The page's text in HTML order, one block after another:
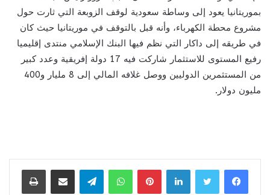
بموريتانيا يعود إلى وساطة سعودية لوقف الزوبعة التي ثارت حول
مشروع محطة الكهرباء، وأنه قبل بالتوقف في موريتانيا حيث كان
في طريقه إلى داكار التي نظم فيها البنك الإسلامي منتدى إقليميا
رفيع المستوى للاستثمار شاركت فيه 17 دولة إفريقية وعدد كبير
من المستثمرين الدوليين ووصل غلافه المالي إلى 8 مليار و400
مليون دولار.
لينكدإن بينتيريستواتساب تيلقرام مشاركة عبر البريد طباعة